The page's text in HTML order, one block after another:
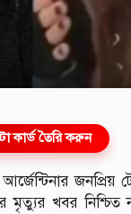
কার্ড তৈরি করুন
জনপ্রিয়
মৃত্যুর খবর